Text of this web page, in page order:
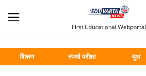
First Educational Webportal
शिक्षण
स्पर्धा परीक्षा युथ
मुख्य